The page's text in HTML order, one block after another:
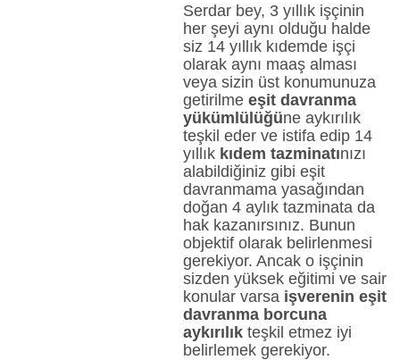
Serdar bey, 3 yıllık işçinin
her şeyi aynı olduğu halde
siz 14 yıllık kıdemde işçi
olarak aynı maaş alması
veya sizin üst konumunuza
getirilme eşit davranma
yükümlülüğüne aykırılık
teşkil eder ve istifa edip 14
yıllık kıdem tazminatınızı
alabildiğiniz gibi eşit
davranmama yasağından
doğan 4 aylık tazminata da
hak kazanırsınız. Bunun
objektif olarak belirlenmesi
gerekiyor. Ancak o işçinin
sizden yüksek eğitimi ve sair
konular varsa işverenin eşit
davranma borcuna
aykırılık teşkil etmez iyi
belirlemek gerekiyor.